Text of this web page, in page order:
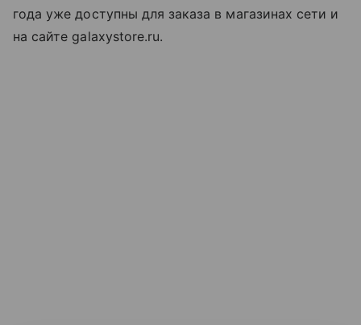
года уже доступны для заказа в магазинах сети и
на сайте galaxystore.ru.